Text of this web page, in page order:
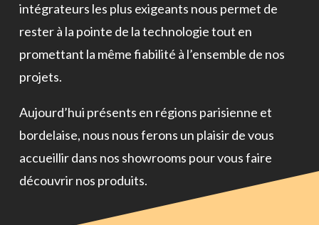
intégrateurs les plus exigeants nous permet de
rester à la pointe de la technologie tout en
promettant la même fiabilité à l’ensemble de nos
projets.
Aujourd’hui présents en régions parisienne et
bordelaise, nous nous ferons un plaisir de vous
accueillir dans nos showrooms pour vous faire
découvrir nos produits.